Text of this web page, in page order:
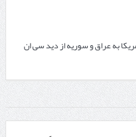
به عراق و سوریه از دید سی ان